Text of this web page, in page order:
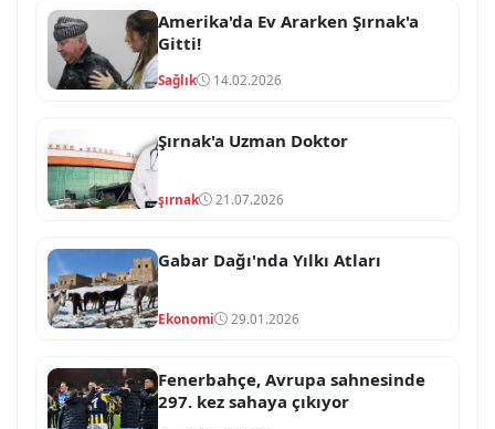
Amerika'da Ev Ararken Şırnak'a
Gitti!
Sağlık 14.02.2026
Şırnak'a Uzman Doktor
şırnak 21.07.2026
Gabar Dağı'nda Yılkı Atları
Ekonomi 29.01.2026
Fenerbahçe, Avrupa sahnesinde
297. kez sahaya çıkıyor